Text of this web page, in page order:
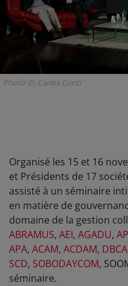
Photo ©: Carlos Conti
Organisé les 15 et 16
et Présidents de 17
assisté à un séminaire
en matière de
domaine de la gestion
ABRAMUS, AEI, AGADU,
APA, ACAM, ACDAM, DBCA
SCD, SOBODAYCOM,
séminaire.